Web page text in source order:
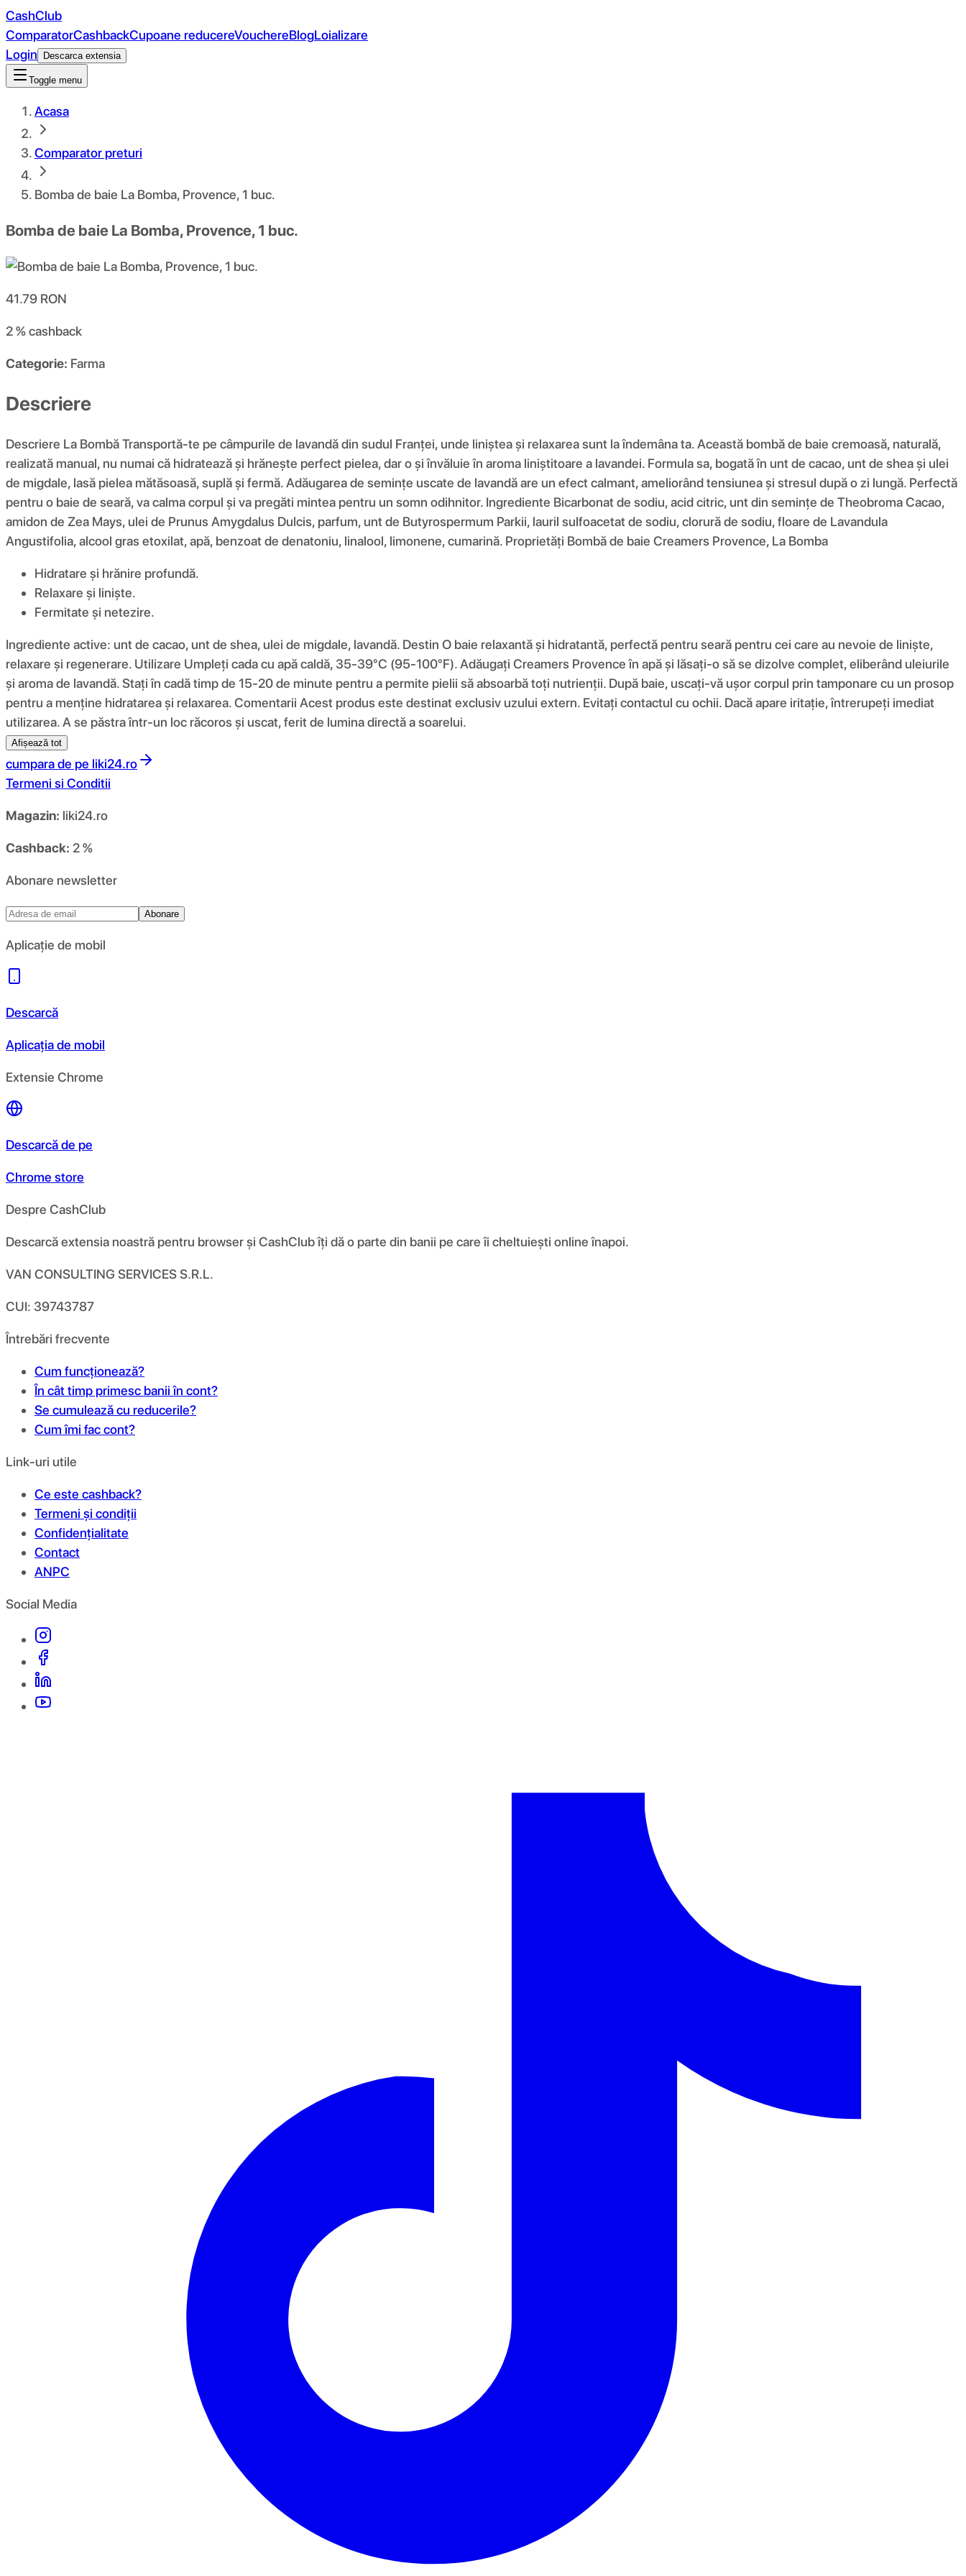
CashClub
ComparatorCashbackCupoane reducereVouchereBlogLoializare
Login
Descarca extensia
Toggle menu
Acasa
Comparator preturi
Bomba de baie La Bomba, Provence, 1 buc.
Bomba de baie La Bomba, Provence, 1 buc.
41.79 RON
2 %cashback
Categorie: Farma
Descriere
Descriere La Bombă Transportă-te pe câmpurile de lavandă din sudul Franței, unde liniștea și relaxarea sunt la îndemâna ta. Această bombă de baie cremoasă, naturală,
realizată manual, nu numai că hidratează și hrănește perfect pielea, dar o și învăluie în aroma liniștitoare a lavandei. Formula sa, bogată în unt de cacao, unt de shea și ulei
de migdale, lasă pielea mătăsoasă, suplă și fermă. Adăugarea de semințe uscate de lavandă are un efect calmant, ameliorând tensiunea și stresul după o zi lungă. Perfectă
pentru o baie de seară, va calma corpul și va pregăti mintea pentru un somn odihnitor. Ingrediente Bicarbonat de sodiu, acid citric, unt din semințe de Theobroma Cacao,
amidon de Zea Mays, ulei de Prunus Amygdalus Dulcis, parfum, unt de Butyrospermum Parkii, lauril sulfoacetat de sodiu, clorură de sodiu, floare de Lavandula
Angustifolia, alcool gras etoxilat, apă, benzoat de denatoniu, linalool, limonene, cumarină. Proprietăți Bombă de baie Creamers Provence, La Bomba
Hidratare și hrănire profundă.
Relaxare și liniște.
Fermitate și netezire.
Ingrediente active: unt de cacao, unt de shea, ulei de migdale, lavandă. Destin O baie relaxantă și hidratantă, perfectă pentru seară pentru cei care au nevoie de liniște,
relaxare și regenerare. Utilizare Umpleți cada cu apă caldă, 35-39°C (95-100°F). Adăugați Creamers Provence în apă și lăsați-o să se dizolve complet, eliberând uleiurile
și aroma de lavandă. Stați în cadă timp de 15-20 de minute pentru a permite pielii să absoarbă toți nutrienții. După baie, uscați-vă ușor corpul prin tamponare cu un prosop
pentru a menține hidratarea și relaxarea. Comentarii Acest produs este destinat exclusiv uzului extern. Evitați contactul cu ochii. Dacă apare iritație, întrerupeți imediat
utilizarea. A se păstra într-un loc răcoros și uscat, ferit de lumina directă a soarelui.
Afișează tot
cumpara de pe liki24.ro
Termeni si Conditii
Magazin: liki24.ro
Cashback: 2 %
Abonare newsletter
Abonare
Aplicație de mobil
Descarcă
Aplicația de mobil
Extensie Chrome
Descarcă de pe
Chrome store
Despre CashClub
Descarcă extensia noastră pentru browser și CashClub îți dă o parte din banii pe care îi cheltuiești online înapoi.
VAN CONSULTING SERVICES S.R.L.
CUI: 39743787
Întrebări frecvente
Cum funcționează?
În cât timp primesc banii în cont?
Se cumulează cu reducerile?
Cum îmi fac cont?
Link-uri utile
Ce este cashback?
Termeni și condiții
Confidențialitate
Contact
ANPC
Social Media